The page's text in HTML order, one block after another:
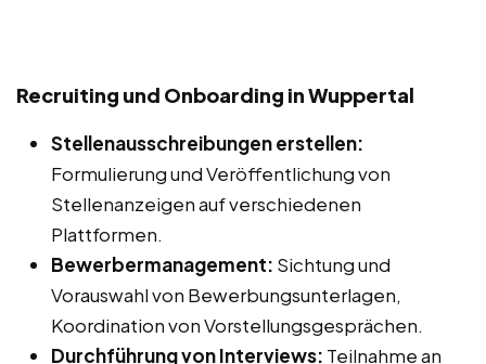
Recruiting und Onboarding in Wuppertal
Stellenausschreibungen erstellen:
Formulierung und Veröffentlichung von
Stellenanzeigen auf verschiedenen
Plattformen.
Bewerbermanagement: Sichtung und
Vorauswahl von Bewerbungsunterlagen,
Koordination von Vorstellungsgesprächen.
Durchführung von Interviews: Teilnahme an